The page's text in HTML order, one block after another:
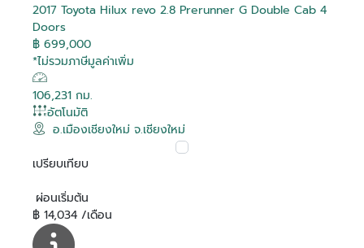
2017 Toyota Hilux revo 2.8 Prerunner G Double Cab 4
Doors
฿ 699,000
*ไม่รวมภาษีมูลค่าเพิ่ม
106,231 กม.
อัตโนมัติ
อ.เมืองเชียงใหม่ จ.เชียงใหม่
เปรียบเทียบ
ผ่อนเริ่มต้น
฿ 14,034 /เดือน